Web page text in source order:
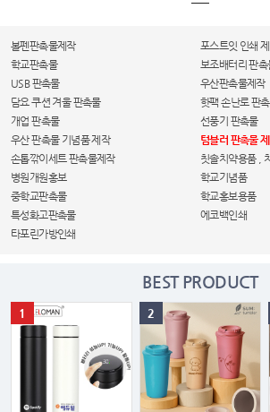
볼펜판촉물제작
포스트잇 인쇄
학교판촉물
보조배터리 판촉
USB 판촉물
우산판촉물제작
담요 쿠션 겨울 판촉물
핫팩 손난로 판
개업 판촉물
선풍기 판촉물
우산 판촉물 기념품 제작
텀블러 판촉물
손톱깎이세트 판촉물제작
칫솔치약용품 ,
병원개원홍보
학교기념품
중학교판촉물
학교홍보용품
특성화고판촉물
에코백인쇄
타포린가방인쇄
BEST PRODUCT
1 2